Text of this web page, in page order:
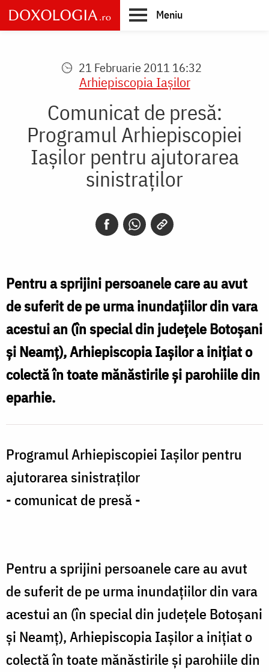
Skip
to
main
Meniu
21 Februarie 2011 16:32
Arhiepiscopia Iaşilor
Comunicat de presă:
Programul Arhiepiscopiei
Iașilor pentru ajutorarea
sinistraților
Pentru a sprijini persoanele care au avut
de suferit de pe urma inundațiilor din vara
acestui an (în special din județele Botoșani
și Neamț), Arhiepiscopia Iașilor a inițiat o
colectă în toate mănăstirile și parohiile din
eparhie.
Programul Arhiepiscopiei Iașilor pentru
ajutorarea sinistraților
- comunicat de presă -
Pentru a sprijini persoanele care au avut
de suferit de pe urma inundațiilor din vara
acestui an (în special din județele Botoșani
și Neamț), Arhiepiscopia Iașilor a inițiat o
colectă în toate mănăstirile și parohiile din